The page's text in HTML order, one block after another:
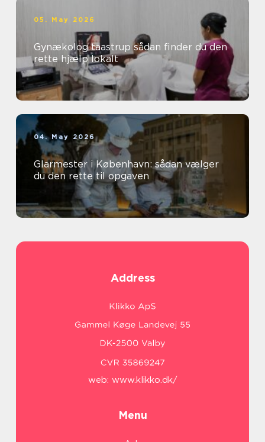
05. May 2026
Gynækolog taastrup sådan finder du den
rette hjælp lokalt
04. May 2026
Glarmester i København: sådan vælger
du den rette til opgaven
Address
web: www.klikko.dk/
Menu